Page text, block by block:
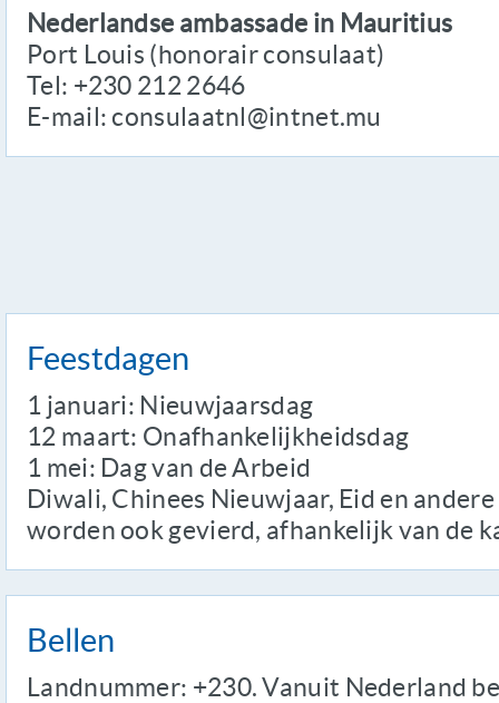
Nederlandse ambassade in Mauritius
Port Louis (honorair consulaat)
Tel: +230 212 2646
E-mail: consulaatnl@intnet.mu
Feestdagen
1 januari: Nieuwjaarsdag
12 maart: Onafhankelijkheidsdag
1 mei: Dag van de Arbeid
Diwali, Chinees Nieuwjaar, Eid en
worden ook gevierd, afhankelijk van de
Bellen
Landnummer: +230. Vanuit Nederland